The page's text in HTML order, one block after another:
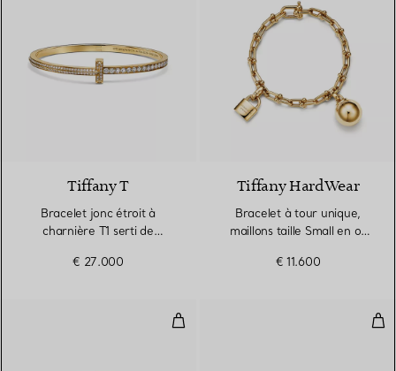
Tiffany T
Bracelet jonc étroit à
charnière T1 serti de
jaune 18 carats
€ 27.000
Tiffany HardWear
Bracelet à tour unique,
maillons taille Small en or
€ 11.600
Bracelet jonc en or jaune 18